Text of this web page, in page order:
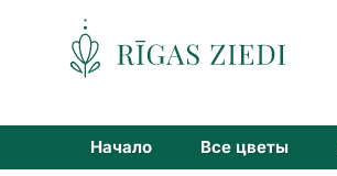
Доставка
цветов
Начало Все цветы